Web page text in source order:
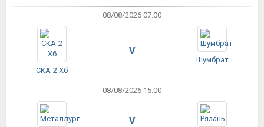
08/08/2026 07:00
СКА-2 Хб
V
Шумбрат
08/08/2026 15:00
V